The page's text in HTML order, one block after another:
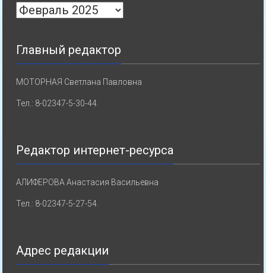
Архивы
Главный редактор
МОТОРНАЯ Светлана Павловна
Тел.: 8-02347-5-30-44.
Редактор интернет-ресурса
АЛИФЕРОВА Анастасия Васильевна
Тел.: 8-02347-5-27-54.
Адрес редакции